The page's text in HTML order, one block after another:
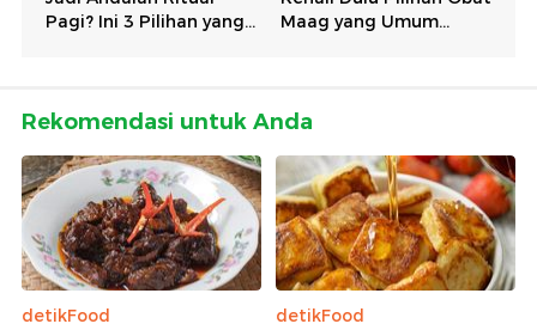
Rekomendasi untuk Anda
detikFood
detikFood